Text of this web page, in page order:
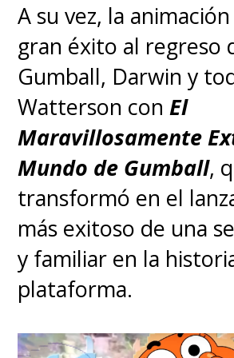
A su vez, la
gran éxito al regreso
Gumball, Darwin y
Watterson conEl
Maravillosamente
Mundo de Gumball,
transformó en el
más exitoso de una
y familiar en la
plataforma.